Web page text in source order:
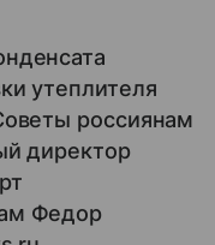
утеплителя
россиянам
директор
Федор